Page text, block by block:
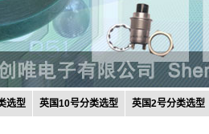
选型 英国10号分类选型 英国2号分类选型